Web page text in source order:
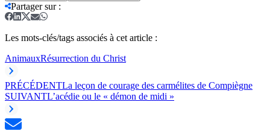
Partager sur:
Les mots-clés/tags associés à cet article :
AnimauxRésurrection du Christ
PRÉCÉDENTLa leçon de courage des carmélites de Compiègne
SUIVANTL’acédie ou le « démon de midi »